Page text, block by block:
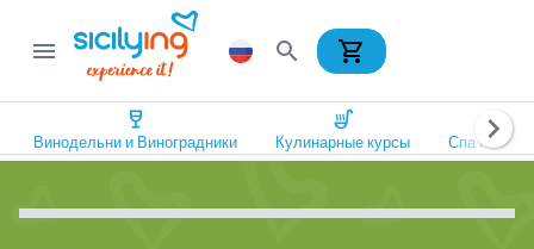
menu search shopping_cart
wine_bar
Винодельни и Виноградники
soup_kitchen
Кулинарные курсы
spa
Спа иchevron_right